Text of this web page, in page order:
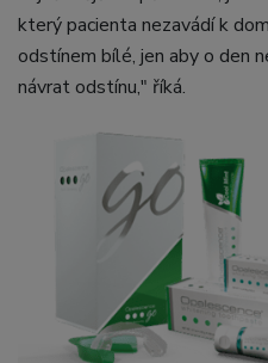
který pacienta nezavádí k
odstínem bílé, jen aby o den
návrat odstínu," říká.